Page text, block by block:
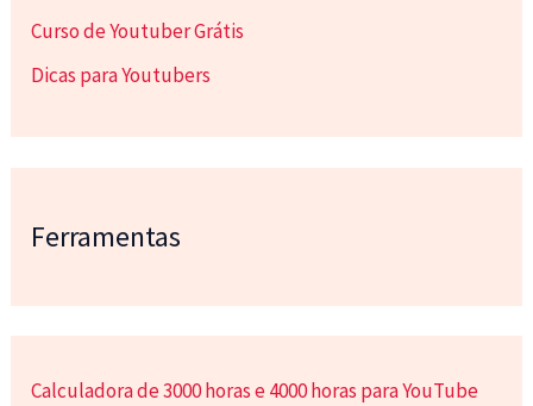
Curso de Youtuber Grátis
Dicas para Youtubers
Ferramentas
Calculadora de 3000 horas e 4000 horas para YouTube